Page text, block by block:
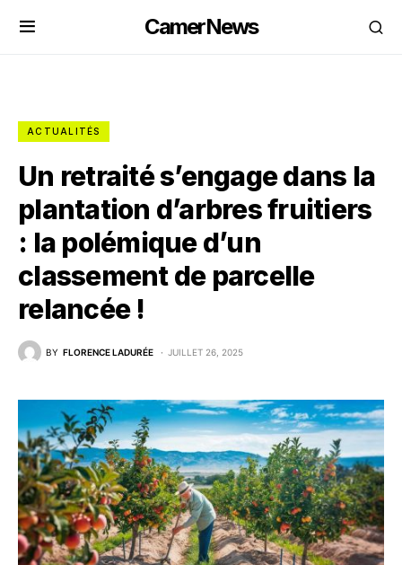
CamerNews
ACTUALITÉS
Un retraité s’engage dans la
plantation d’arbres fruitiers
: la polémique d’un
classement de parcelle
relancée !
BY FLORENCE LADURÉE JUILLET 26, 2025